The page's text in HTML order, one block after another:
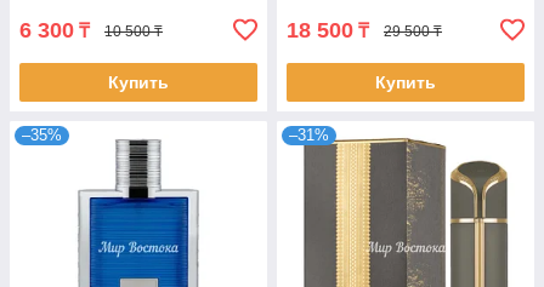
6 300 ₸ 10 500 ₸
Купить
18 500 ₸ 29 500 ₸
Купить
–35% –31%